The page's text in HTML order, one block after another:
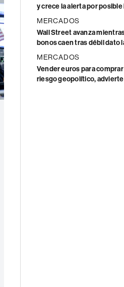
y crece la alerta por
MERCADOS
Wall Street avanza
bonos caen tras débil dato
MERCADOS
Vender euros para
riesgo geopolítico,